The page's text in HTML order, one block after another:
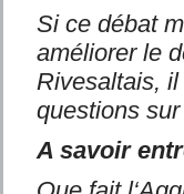
Si ce débat
améliorer le
Rivesaltais,
questions
A savoir